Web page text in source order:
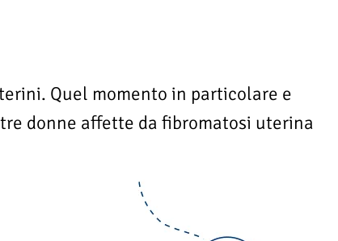
Quel momento in particolare e
donne affette da fibromatosi uterina